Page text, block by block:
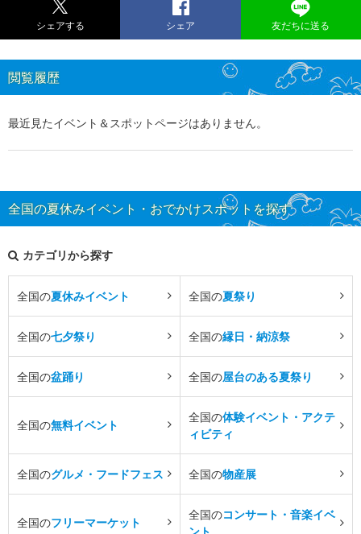
シェアする シェア 友だちに送る
閲覧履歴
最近見たイベント＆スポットページはありません。
全国の夏休みイベント・おでかけスポットを探す
カテゴリから探す
全国の夏休みイベント 全国の夏祭り
全国の七夕祭り 全国の縁日・納涼祭
全国の盆踊り 全国の屋台のある夏祭り
全国の無料イベント
全国の体験イベント・アクテ
ィビティ
全国のグルメ・フードフェス 全国の物産展
全国のフリーマーケット
全国のコンサート・音楽イベ
ント